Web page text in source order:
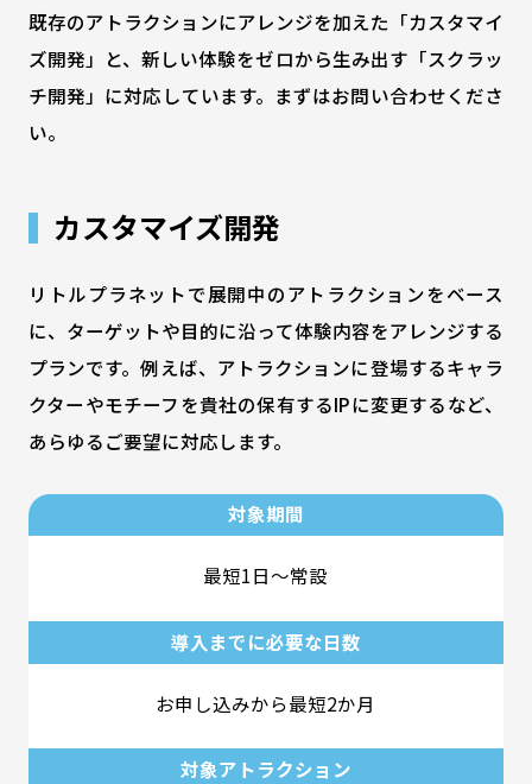
既存のアトラクションにアレンジを加えた「カスタマイ
ズ開発」と、新しい体験をゼロから生み出す「スクラッ
チ開発」に対応しています。まずはお問い合わせくださ
い。
カスタマイズ開発
リトルプラネットで展開中のアトラクションをベース
に、ターゲットや目的に沿って体験内容をアレンジする
プランです。例えば、アトラクションに登場するキャラ
クターやモチーフを貴社の保有するIPに変更するなど、
あらゆるご要望に対応します。
対象期間
最短1日～常設
導入までに必要な日数
お申し込みから最短2か月
対象アトラクション